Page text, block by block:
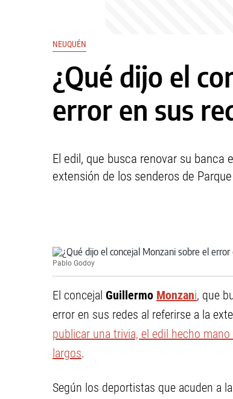
NEUQUÉN
¿Qué dijo el
error en sus
El edil, que busca renovar su banca
extensión de los senderos de
Pablo Godoy
El concejal Guillermo Monzani, que
error en sus redes al referirse a la
publicar una trivia, el edil hecho
largos.
Según los deportistas que acuden a